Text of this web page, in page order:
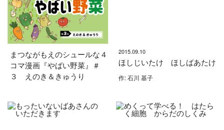
まつながもえのシュールな４
コマ漫画『やばい野菜』＃
３ えのき＆きゅうり
2015.09.10
ほしじいたけ ほしばあたけ
作: 石川 基子